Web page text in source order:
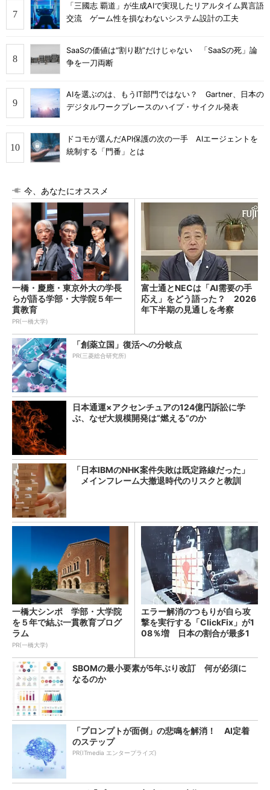
「三國志 覇道」が生成AIで実現したリアルタイム異言語
交流 ゲーム性を損なわないシステム設計の工夫
SaaSの価値は“割り勘”だけじゃない 「SaaSの死」論
争を一刀両断
AIを選ぶのは、もうIT部門ではない？ Gartner、日本の
デジタルワークプレースのハイプ・サイクル発表
ドコモが選んだAPI保護の次の一手 AIエージェントを
統制する「門番」とは
今、あなたにオススメ
一橋・慶應・東京外大の学長
らが語る学部・大学院５年一
貫教育
PR(一橋大学)
富士通とNECは「AI需要の手
応え」をどう語った？ 2026
年下半期の見通しを考察
「創薬立国」復活への分岐点
PR(三菱総合研究所)
日本通運×アクセンチュアの124億円訴訟に学
ぶ、なぜ大規模開発は“燃える”のか
「日本IBMのNHK案件失敗は既定路線だった」
メインフレーム大撤退時代のリスクと教訓
一橋大シンポ 学部・大学院
を５年で結ぶ一貫教育プログ
ラム
PR(一橋大学)
エラー解消のつもりが自ら攻
撃を実行する「ClickFix」が1
08％増 日本の割合が最多1
SBOMの最小要素が5年ぶり改訂 何が必須に
なるのか
「プロンプトが面倒」の悲鳴を解消！ AI定着
のステップ
PR(ITmedia エンタープライズ)